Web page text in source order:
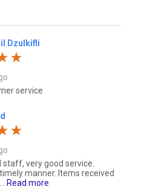
Dzulkifli
service
very good service.
manner. Items received
Read more